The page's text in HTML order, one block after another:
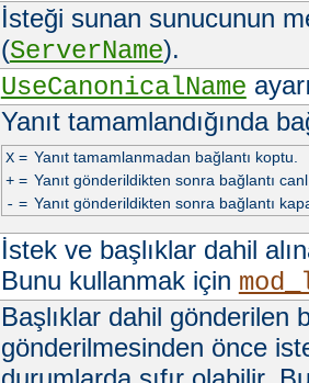
İsteği sunan sunucunun
(ServerName).
UseCanonicalName
Yanıt tamamlandığında
X= Yanıt tamamlanmadan bağlantı koptu.
+= Yanıt gönderildikten sonra bağlantı
- = Yanıt gönderildikten sonra bağlantı
İstek ve başlıklar dahil
Bunu kullanmak için
Başlıklar dahil gönderilen
gönderilmesinden önce